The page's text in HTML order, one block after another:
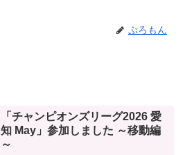
ぷろもん
「チャンピオンズリーグ2026 愛
知 May」参加しました ～移動編
～